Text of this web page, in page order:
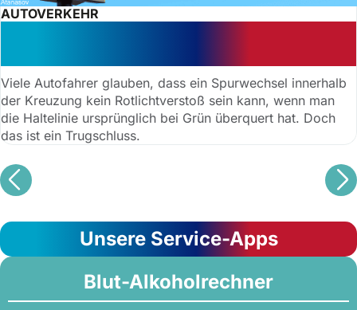
AUTOVERKEHR
Viele Autofahrer glauben, dass ein Spurwechsel innerhalb
der Kreuzung kein Rotlichtverstoß sein kann, wenn man
die Haltelinie ursprünglich bei Grün überquert hat. Doch
das ist ein Trugschluss.
Unsere Service-Apps
Blut-Alkoholrechner